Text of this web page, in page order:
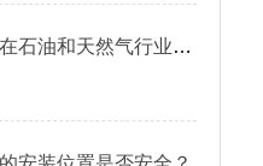
硫化氢测量仪在石油和天然气行业中的应用